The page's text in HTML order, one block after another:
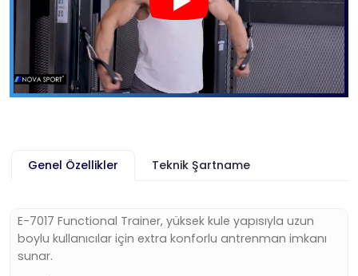
Genel Özellikler Teknik Şartname
E-7017 Functional Trainer, yüksek kule yapısıyla uzun
boylu kullanıcılar için extra konforlu antrenman imkanı
sunar.